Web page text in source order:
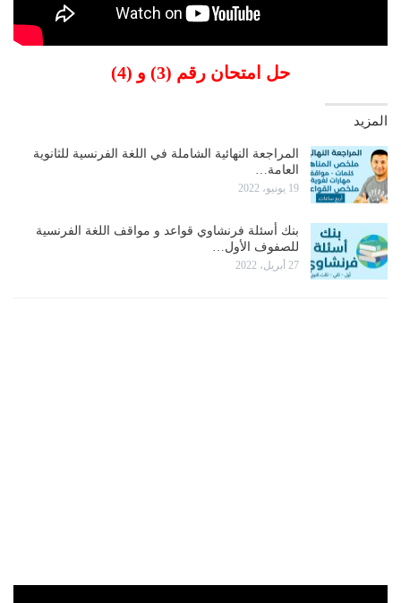
حل امتحان رقم (3) و (4)
المزيد
المراجعة النهائية الشاملة في اللغة الفرنسية للثانوية
العامة…
19 يونيو، 2022
بنك أسئلة فرنشاوي قواعد و مواقف اللغة الفرنسية
للصفوف الأول…
27 أبريل، 2022